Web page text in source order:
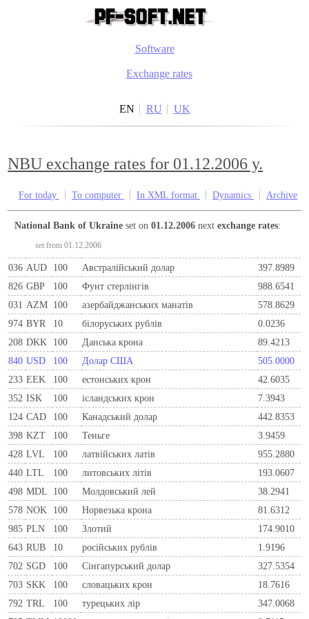
Software
Exchange rates
EN RU UK
NBU exchange rates for 01.12.2006 y.
For today To computer In XML format Dynamics Archive
National Bank of Ukraine set on01.12.2006 nextexchange rates:
set from 01.12.2006
036 AUD 100 Австралійський долар
397.8989
826 GBP 100 Фунт стерлінгів
988.6541
031 AZM 100 азербайджанських манатів
578.8629
974 BYR 10 білоруських рублів
0.0236
208 DKK 100 Данська крона
89.4213
840 USD 100 Долар США
505.0000
233 EEK 100 естонських крон
42.6035
352 ISK 100 ісландських крон
7.3943
124 CAD 100 Канадський долар
442.8353
398 KZT 100 Теньге
3.9459
428 LVL 100 латвійських латів
955.2880
440 LTL 100 литовських літів
193.0607
498 MDL 100 Молдовський лей
38.2941
578 NOK 100 Норвезька крона
81.6312
985 PLN 100 Злотий
174.9010
643 RUB 10 російських рублів
1.9196
702 SGD 100 Сінгапурський долар
327.5354
703 SKK 100 словацьких крон
18.7616
792 TRL 100 турецьких лір
347.0068